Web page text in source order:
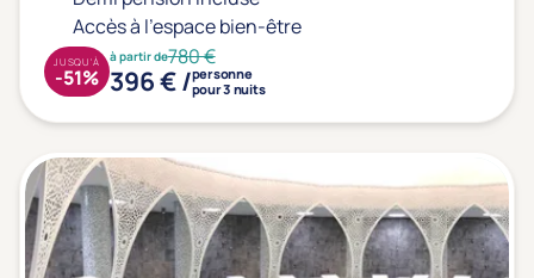
Sport
Yoga
Offres spéciales
Vente Flash & Promo
(7)
Offres spéciales Solo
(0)
Accès à l'espace bien-être
à partir de780 €
396 € /personne
pour 3 nuits
JUSQU'À
-51%